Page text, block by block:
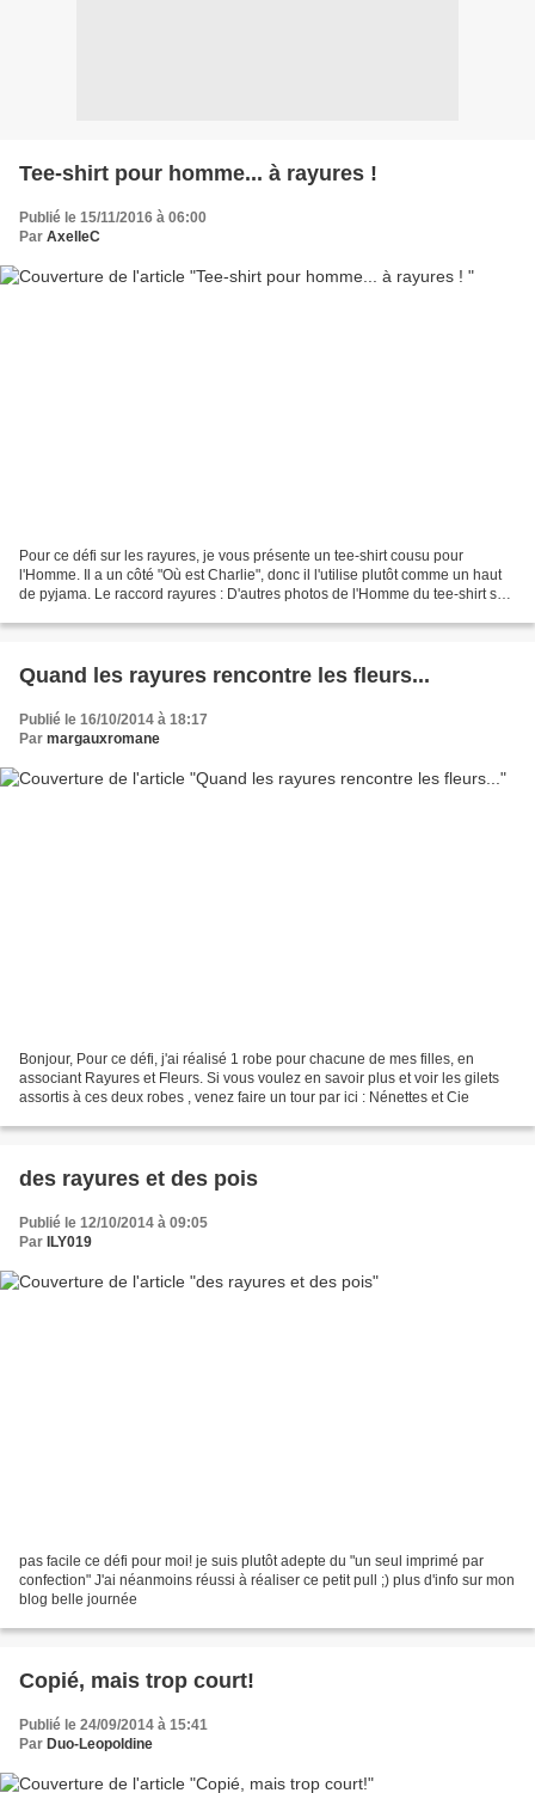
Tee-shirt pour homme... à rayures !
Publié le 15/11/2016 à 06:00
Par AxelleC
Pour ce défi sur les rayures, je vous présente un tee-shirt cousu pour
l'Homme. Il a un côté "Où est Charlie", donc il l'utilise plutôt comme un haut
de pyjama. Le raccord rayures : D'autres photos de l'Homme du tee-shirt sur
Quand les rayures rencontre les fleurs...
Publié le 16/10/2014 à 18:17
Par margauxromane
Bonjour, Pour ce défi, j'ai réalisé 1 robe pour chacune de mes filles, en
associant Rayures et Fleurs. Si vous voulez en savoir plus et voir les gilets
assortis à ces deux robes , venez faire un tour par ici : Nénettes et Cie
des rayures et des pois
Publié le 12/10/2014 à 09:05
Par ILY019
pas facile ce défi pour moi! je suis plutôt adepte du "un seul imprimé par
confection" J'ai néanmoins réussi à réaliser ce petit pull ;) plus d'info sur mon
blog belle journée
Copié, mais trop court!
Publié le 24/09/2014 à 15:41
Par Duo-Leopoldine